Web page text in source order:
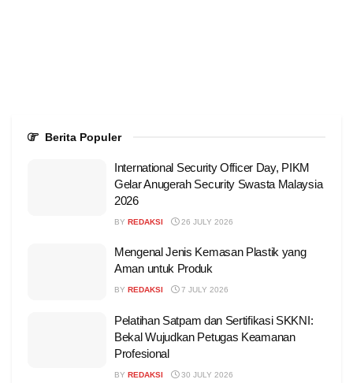
Berita Populer
International Security Officer Day, PIKM
Gelar Anugerah Security Swasta Malaysia
2026
BY REDAKSI 26 JULY 2026
Mengenal Jenis Kemasan Plastik yang
Aman untuk Produk
BY REDAKSI 7 JULY 2026
Pelatihan Satpam dan Sertifikasi SKKNI:
Bekal Wujudkan Petugas Keamanan
Profesional
BY REDAKSI 30 JULY 2026